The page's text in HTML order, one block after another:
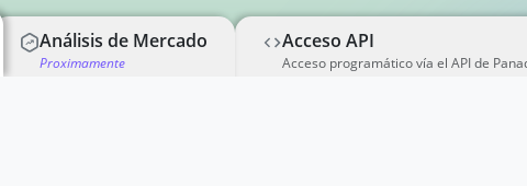
Análisis de Mercado
Proximamente
Acceso API
Acceso programático vía el API de